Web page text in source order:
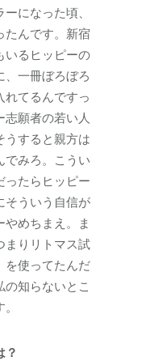
になった頃、
たんです。新宿
いるヒッピーの
、一冊ぼろぼろ
れてるんですっ
願者の若い人
うすると親方は
でみろ。こうい
ったらヒッピー
そういう自信が
めちまえ。ま
まりリトマス試
を使ってたんだ
知らないとこ
？